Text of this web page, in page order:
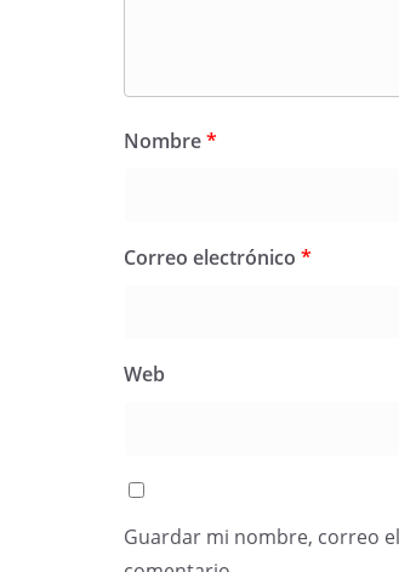
Nombre*
Correo electrónico *
Web
Guardar mi nombre, correo